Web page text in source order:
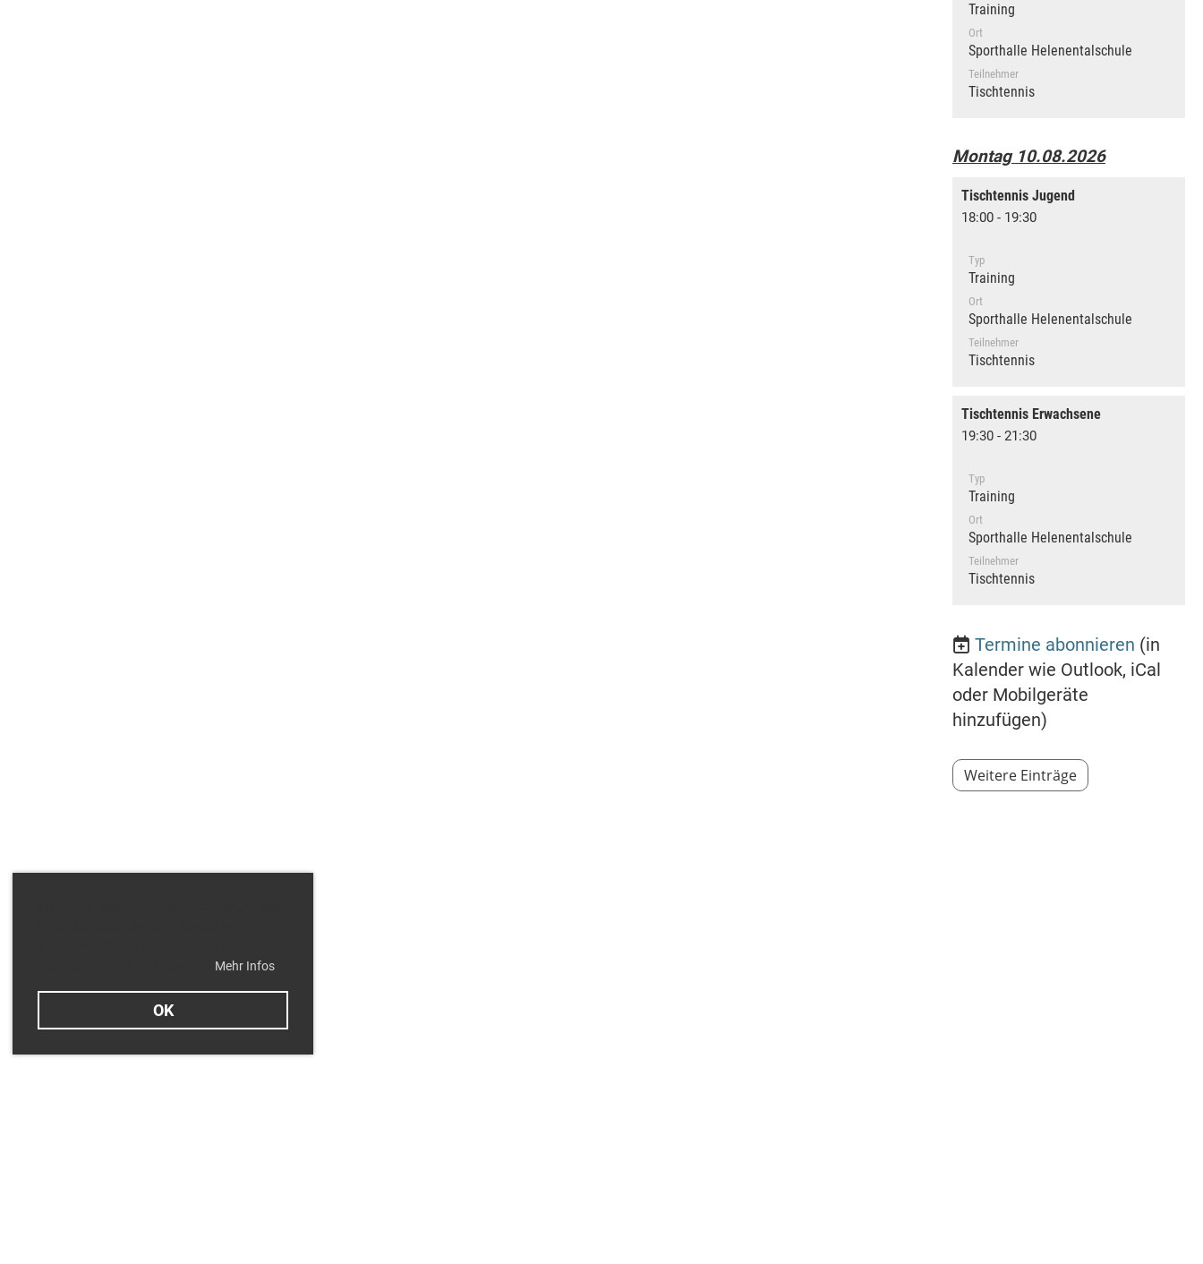
Mehr Infos
OK
Training
Ort
Sporthalle Helenentalschule
Teilnehmer
Tischtennis
Montag 10.08.2026
Tischtennis Jugend
18:00 - 19:30
Typ
Training
Ort
Sporthalle Helenentalschule
Teilnehmer
Tischtennis
Tischtennis Erwachsene
19:30 - 21:30
Typ
Training
Ort
Sporthalle Helenentalschule
Teilnehmer
Tischtennis
Termine abonnieren (in
Kalender wie Outlook, iCal
oder Mobilgeräte
hinzufügen)
Weitere Einträge